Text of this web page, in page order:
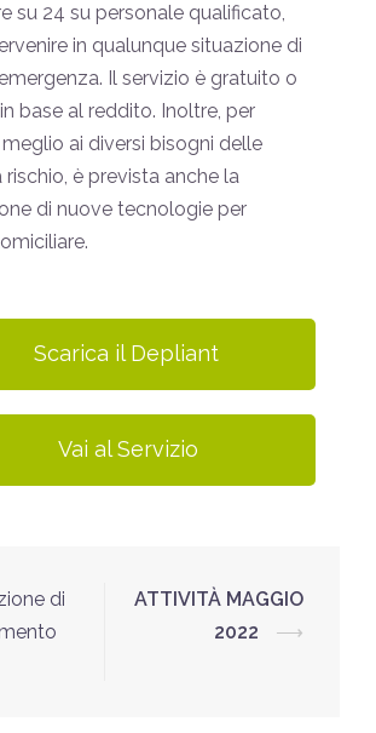
su 24 su personale qualificato,
in qualunque situazione di
Il servizio è gratuito o
base al reddito. Inoltre, per
ai diversi bisogni delle
rischio, è prevista anche la
di nuove tecnologie per
Scarica il Depliant
Vai al Servizio
di
ATTIVITÀ MAGGIO
2022
⟶